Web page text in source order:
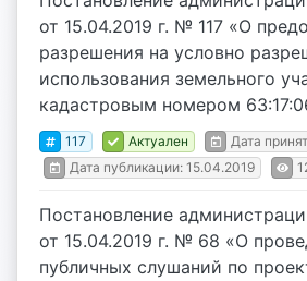
от 15.04.2019 г. № 117 «О
разрешения на условно
использования земельного
кадастровым номером
117 Актуален
Дата
Дата публикации: 15.04.2019
Постановление
от 15.04.2019 г. № 68 «О
публичных слушаний по